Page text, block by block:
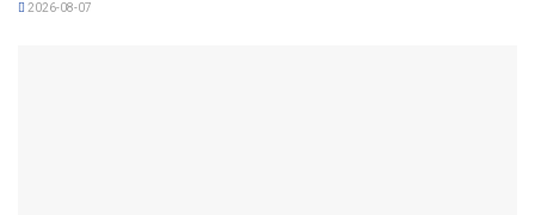
2026-08-07